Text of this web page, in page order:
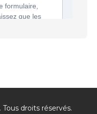
droits réservés.